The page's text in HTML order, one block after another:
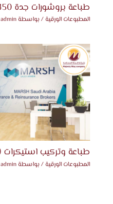
طباعة بروشورات جدة 9766648450
المطبوعات الورقية / بواسطة admin
طباعة وتركيب استيكرات 9766648450
المطبوعات الورقية / بواسطة admin